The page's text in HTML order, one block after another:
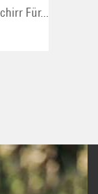
Für...